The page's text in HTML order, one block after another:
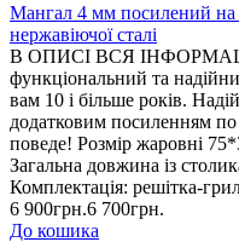
Мангал 4 мм посилений на
нержавіючої сталі
В ОПИСІ ВСЯ
функціональний та
вам 10 і більше років.
додатковим посиленням
поведе! Розмір жаровні
Загальна довжина із
Комплектація: решітка-
6 900грн.6 700грн.
До кошика